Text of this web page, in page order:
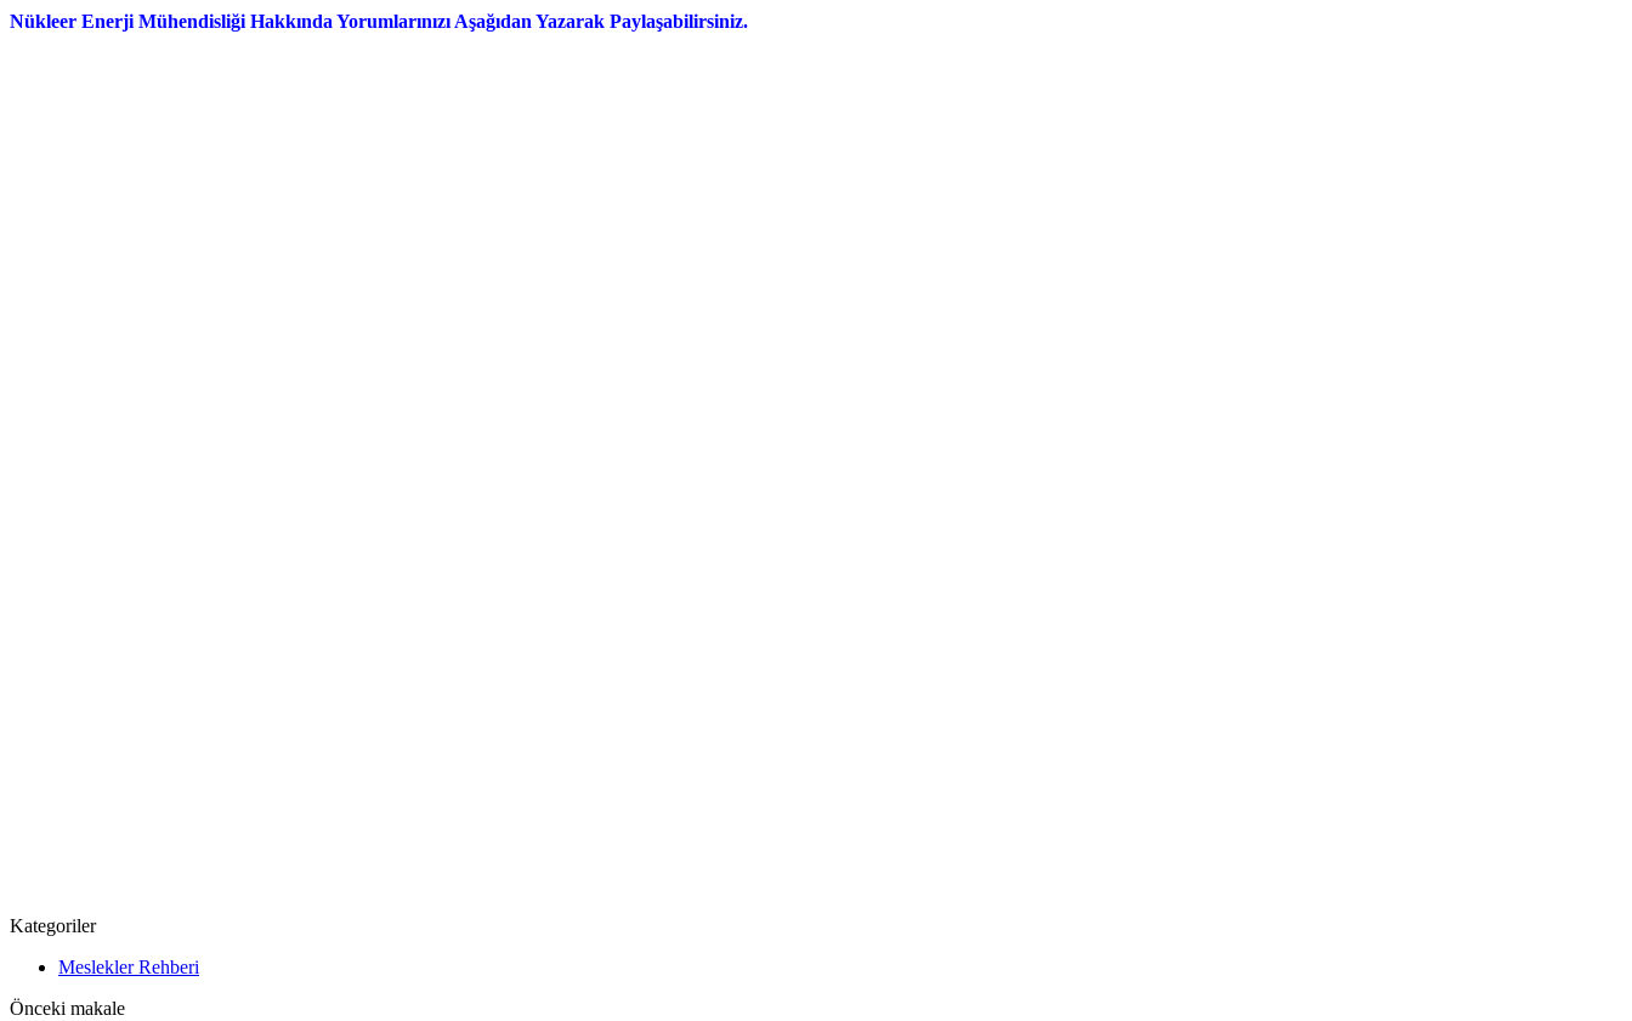
Nükleer Enerji Mühendisliği Hakkında Yorumlarınızı Aşağıdan Yazarak Paylaşabilirsiniz.
Kategoriler
Meslekler Rehberi
Önceki makale